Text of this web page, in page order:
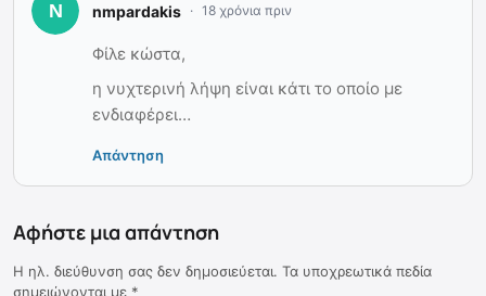
nmpardakis 18 χρόνια πριν
Φίλε κώστα,
η νυχτερινή λήψη είναι κάτι το οποίο με
ενδιαφέρει…
Απάντηση
Αφήστε μια απάντηση
Η ηλ. διεύθυνση σας δεν δημοσιεύεται. Τα υποχρεωτικά πεδία
σημειώνονται με *